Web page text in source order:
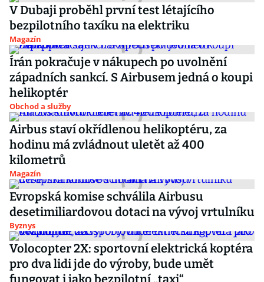
V Dubaji proběhl první test létajícího
bezpilotního taxíku na elektriku
Magazín
Írán pokračuje v nákupech po uvolnění
západních sankcí. S Airbusem jedná o koupi
helikoptér
Obchod a služby
Airbus staví okřídlenou helikoptéru, za
hodinu má zvládnout uletět až 400
kilometrů
Magazín
Evropská komise schválila Airbusu
desetimiliardovou dotaci na vývoj vrtulníku
Byznys
Volocopter 2X: sportovní elektrická koptéra
pro dva lidi jde do výroby, bude umět
fungovat i jako bezpilotní „taxi“